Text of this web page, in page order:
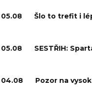
05.08 Šlo to trefit i
05.08 SESTŘIH:
04.08 Pozor na